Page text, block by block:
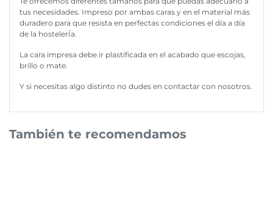
tus necesidades. Impreso por ambas caras y en el material más
duradero para que resista en perfectas condiciones el día a día
de la hostelerÍa.
La cara impresa debe ir plastificada en el acabado que escojas,
brillo o mate.
Y si necesitas algo distinto no dudes en contactar con nosotros.
También te recomendamos